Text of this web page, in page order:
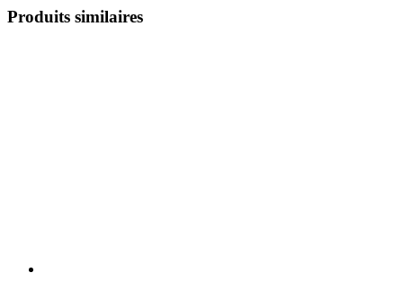
Produits similaires